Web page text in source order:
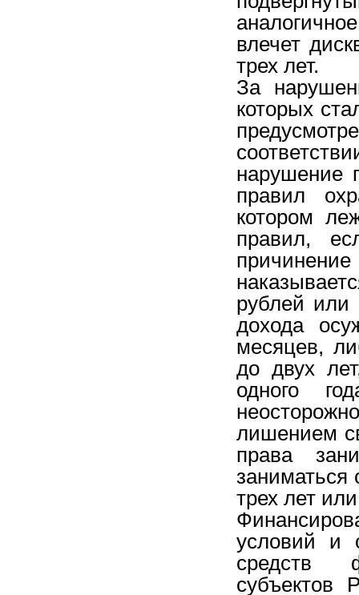
влечет
трех лет.
За
которых
нарушение
правил
котором
правил,
рублей или
дохода
месяцев,
до двух
одного
лишением
права
заниматься
трех лет
условий и
средств
субъектов